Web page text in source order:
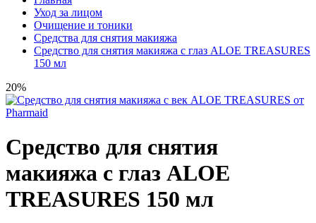
Уход за лицом
Очищение и тоники
Средства для снятия макияжа
Средство для снятия макияжа с глаз ALOE TREASURES
150 мл
20%
Средство для снятия
макияжа с глаз ALOE
TREASURES 150 мл